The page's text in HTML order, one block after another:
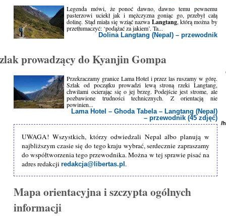
Legenda mówi, że ponoć dawno, dawno temu pewnemu
pasterzowi uciekł jak i mężczyzna goniąc go, przebył całą
dolinę. Stąd miała się wziąć nazwa Langtang, którą można by
przetłumaczyć: ‘podążać za jakiem’. Ta...
Dolina Langtang (Nepal) – przewodnik
prowadzący do Kyanjin Gompa
Przekraczamy granice Lama Hotel i przez las ruszamy w górę.
Szlak od początku prowadzi lewą stroną rzeki Langtang,
chwilami ocierając się o jej brzeg. Podejście jest strome, ale
pozbawione trudności technicznych. Z orientacją nie
powinien...
Lama Hotel – Ghoda Tabela – Langtang (Nepal)
– przewodnik (45 zdjęć)
UWAGA! Wszystkich, którzy odwiedzali Nepal albo planują w
najbliższym czasie się do tego kraju wybrać, serdecznie zapraszamy
do współtworzenia tego przewodnika. Można w tej sprawie pisać na
adres redakcjiredakcja@libertas.pl .
Mapa orientacyjna i szczypta ogólnych
informacji
/